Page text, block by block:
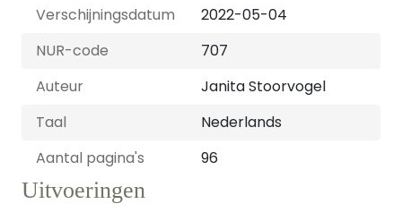
Verschijningsdatum
2022-05-04
NUR-code
707
Auteur
Janita Stoorvogel
Taal
Nederlands
Aantal pagina's
96
Uitvoeringen